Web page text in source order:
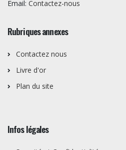
Email: Contactez-nous
Rubriques annexes
Contactez nous
Livre d'or
Plan du site
Infos légales